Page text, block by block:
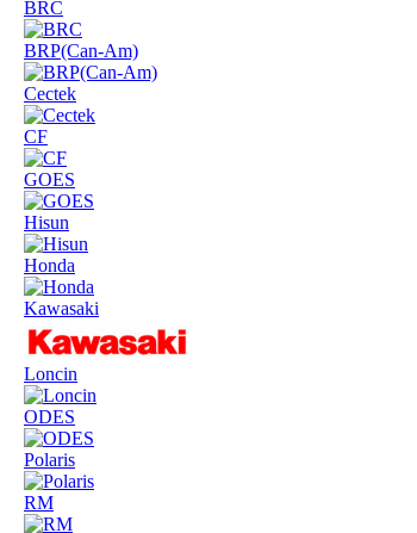
BRC
BRP(Can-Am)
Cectek
CF
GOES
Hisun
Honda
Kawasaki
Loncin
ODES
Polaris
RM